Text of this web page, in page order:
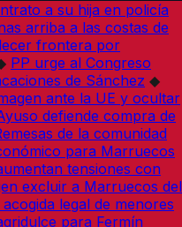
a su hija en policía
arriba a las costas de
frontera por
PP urge al Congreso
de Sánchez ◆
ante la UE y ocultar
defiende compra de
de la comunidad
para Marruecos
tensiones con
excluir a Marruecos del
legal de menores
para Fermín